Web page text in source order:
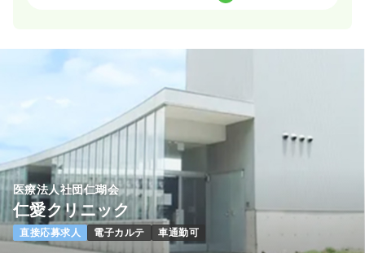
20.9〜31.7
（休憩45分）
月給31万円以上可
気になる 詳細を見る
日勤のみ（パート） 一時募集休止
給与 時給1,300円
医療法人社団仁瑚会
仁愛クリニック
直接応募求人 電子カルテ 車通勤可